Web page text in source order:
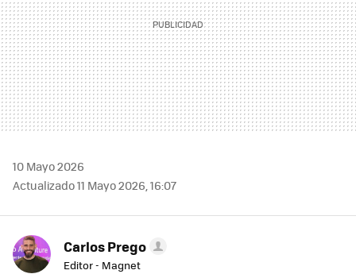
10 Mayo 2026
Actualizado 11 Mayo 2026, 16:07
Carlos Prego
Editor - Magnet